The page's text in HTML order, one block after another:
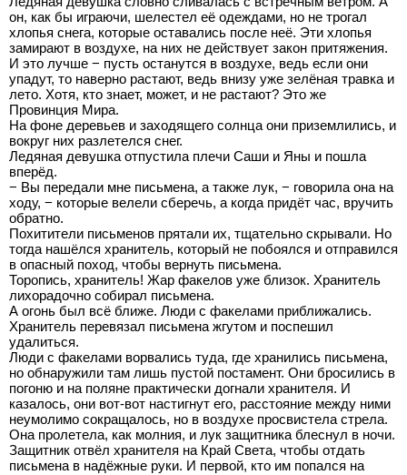
он, как бы играючи, шелестел её одеждами, но не трогал
хлопья снега, которые оставались после неё. Эти хлопья
замирают в воздухе, на них не действует закон притяжения.
И это лучше − пусть останутся в воздухе, ведь если они
упадут, то наверно растают, ведь внизу уже зелёная травка и
лето. Хотя, кто знает, может, и не растают? Это же
Провинция Мира.
На фоне деревьев и заходящего солнца они приземлились, и
вокруг них разлетелся снег.
Ледяная девушка отпустила плечи Саши и Яны и пошла
вперёд.
− Вы передали мне письмена, а также лук, − говорила она на
ходу, − которые велели сберечь, а когда придёт час, вручить
обратно.
Похитители письменов прятали их, тщательно скрывали. Но
тогда нашёлся хранитель, который не побоялся и отправился
в опасный поход, чтобы вернуть письмена.
Торопись, хранитель! Жар факелов уже близок. Хранитель
лихорадочно собирал письмена.
А огонь был всё ближе. Люди с факелами приближались.
Хранитель перевязал письмена жгутом и поспешил
удалиться.
Люди с факелами ворвались туда, где хранились письмена,
но обнаружили там лишь пустой постамент. Они бросились в
погоню и на поляне практически догнали хранителя. И
казалось, они вот-вот настигнут его, расстояние между ними
неумолимо сокращалось, но в воздухе просвистела стрела.
Она пролетела, как молния, и лук защитника блеснул в ночи.
Защитник отвёл хранителя на Край Света, чтобы отдать
письмена в надёжные руки. И первой, кто им попался на